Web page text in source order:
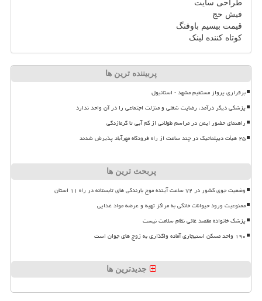
طراحی سایت
فیش حج
قیمت بیسیم باوفنگ
کوتاه کننده لینک
پربیننده ترین ها
برقراری پرواز مستقیم مشهد - استانبول
پزشکی دیگر درآمد، رضایت شغلی و منزلت اجتماعی را در آن واحد ندارد
راهنمای حضور ایمن در مراسم طولانی از کم آبی تا گرمازدگی
۲۵ هیأت دیپلماتیک در چند ساعت از راه فرودگاه مهرآباد پذیرش شدند
پربحث ترین ها
وضعیت جوی کشور در ۷۲ ساعت آینده موج بارندگی های تابستانه در راه ۱۱ استان
ممنوعیت ورود حیوانات خانگی به مراکز تهیه و عرضه مواد غذایی
پزشک خانواده مقصد غائی نظام سلامت نیست
۱۹۰ واحد مسکن استیجاری آماده واگذاری به زوج های جوان است
جدیدترین ها